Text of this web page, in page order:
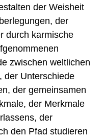
der Weisheit
der
durch karmische
zwischen weltlichen
der Unterschiede
der gemeinsamen
der Merkmale
der
den Pfad studieren